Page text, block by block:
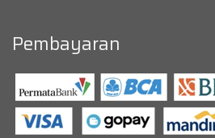
Pembayaran